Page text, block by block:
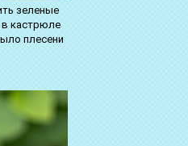
зеленые
кастрюле
плесени